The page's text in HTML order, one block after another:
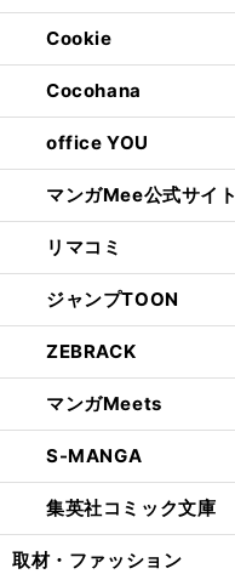
Cookie
Cocohana
office YOU
マンガMee公式サイト
リマコミ
ジャンプTOON
ZEBRACK
マンガMeets
S-MANGA
集英社コミック文庫
取材・ファッション